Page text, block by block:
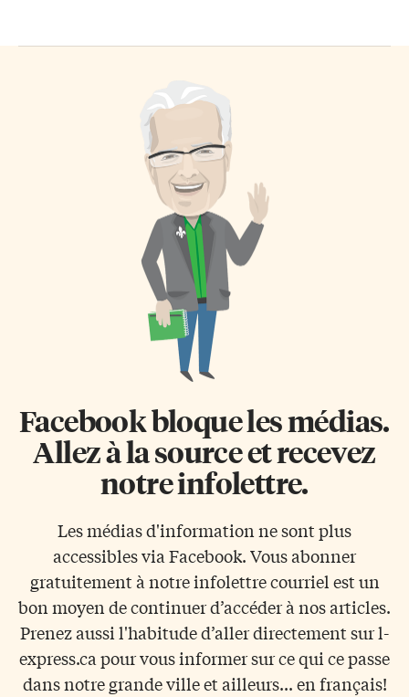
Facebook bloque les médias.
Allez à la source et recevez
notre infolettre.
Les médias d'information ne sont plus
accessibles via Facebook. Vous abonner
gratuitement à notre infolettre courriel est un
bon moyen de continuer d’accéder à nos articles.
Prenez aussi l'habitude d’aller directement sur l-
express.ca pour vous informer sur ce qui ce passe
dans notre grande ville et ailleurs... en français!